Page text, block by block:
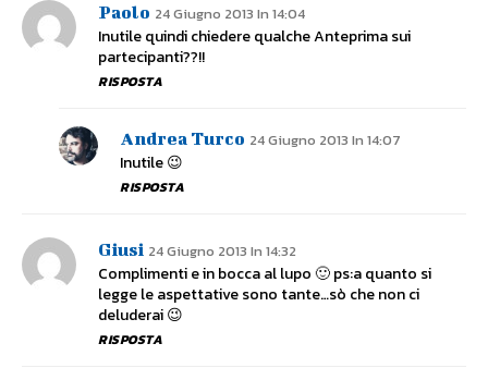
Paolo 24 Giugno 2013 In 14:04
Inutile quindi chiedere qualche Anteprima sui
partecipanti??!!
RISPOSTA
Andrea Turco 24 Giugno 2013 In 14:07
Inutile 😉
RISPOSTA
Giusi 24 Giugno 2013 In 14:32
Complimenti e in bocca al lupo 🙂 ps:a quanto si
legge le aspettative sono tante…sò che non ci
deluderai 😉
RISPOSTA